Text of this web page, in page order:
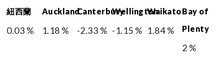
紐西蘭
0.03 %
Auckland
1.18 %
Canterbury
-2.33 %
Wellington
-1.15 %
Waikato
1.84 %
Bay of
Plenty
2 %